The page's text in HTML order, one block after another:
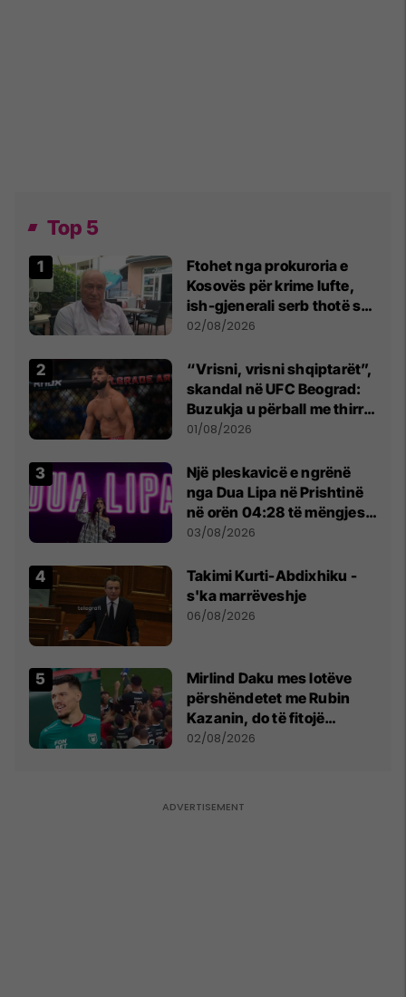
Top 5
Ftohet nga prokuroria e
Kosovës për krime lufte,
ish-gjenerali serb thotë se
dikush e tradhtoi në
02/08/2026
“Vrisni, vrisni shqiptarët”,
skandal në UFC Beograd:
Buzukja u përball me thirrje
anti-shqiptare nga
01/08/2026
Një pleskavicë e ngrënë
nga Dua Lipa në Prishtinë
në orën 04:28 të mëngjesit
- dhe bota digjitale serbe
03/08/2026
Takimi Kurti-Abdixhiku -
s'ka marrëveshje
06/08/2026
Mirlind Daku mes lotëve
përshëndetet me Rubin
Kazanin, do të fitojë
miliona te Spartak Moska
02/08/2026